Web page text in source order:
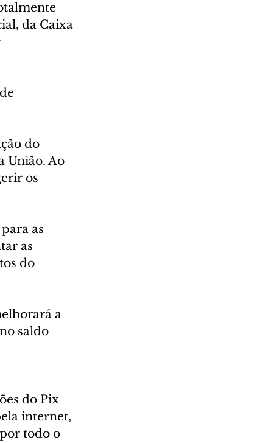
da Caixa
do
União. Ao
os
as
as
do
a
saldo
do Pix
internet,
todo o